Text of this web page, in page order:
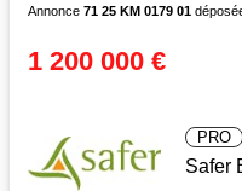
Annonce 71 25 KM 0179 01
1 200 000 €
PRO
Safer